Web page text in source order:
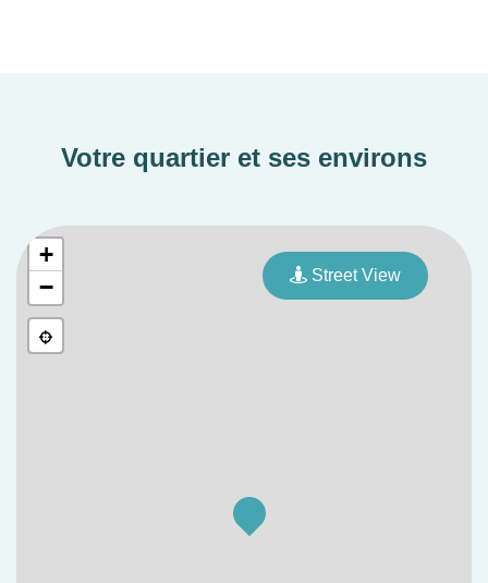
Votre quartier et ses environs
+
−
Street View